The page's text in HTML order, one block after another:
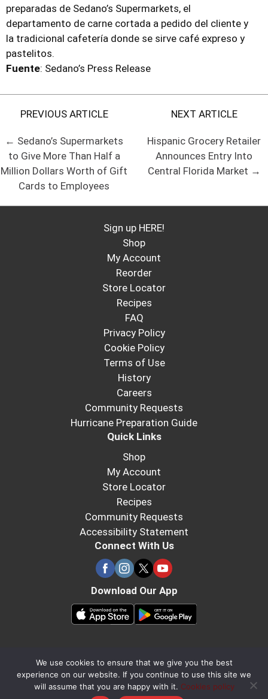
preparadas de Sedano’s Supermarkets, el
departamento de carne cortada a pedido del cliente y
la tradicional cafetería donde se sirve café expreso y
pastelitos.
Fuente: Sedano’s Press Release
PREVIOUS ARTICLE
← Sedano’s Supermarkets
to Give More Than Half a
Million Dollars Worth of Gift
Cards to Employees
NEXT ARTICLE
Hispanic Grocery Retailer
Announces Entry Into
Central Florida Market →
Sign up HERE!
Shop
My Account
Reorder
Store Locator
Recipes
FAQ
Privacy Policy
Cookie Policy
Terms of Use
History
Careers
Community Requests
Hurricane Preparation Guide
Quick Links
Shop
My Account
Store Locator
Recipes
Community Requests
Accessibility Statement
Connect With Us
Download Our App
We use cookies to ensure that we give you the best
experience on our website. If you continue to use this site we
will assume that you are happy with it. Cookies policy